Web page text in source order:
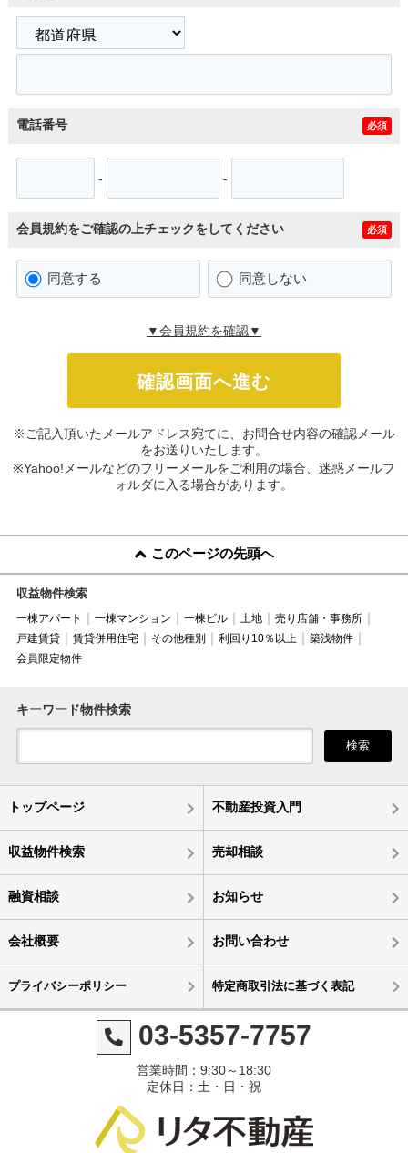
電話番号 必須
- -
会員規約をご確認の上チェックをしてください 必須
同意する 同意しない
▼会員規約を確認▼
※ご記入頂いたメールアドレス宛てに、お問合せ内容の確認メール
をお送りいたします。
※Yahoo!メールなどのフリーメールをご利用の場合、迷惑メールフ
ォルダに入る場合があります。
このページの先頭へ
収益物件検索
一棟アパート 一棟マンション 一棟ビル 土地
売り店舗・事務所
戸建賃貸
賃貸併用住宅 その他種別 利回り10％以上
築浅物件
会員限定物件
キーワード物件検索
検索
トップページ 不動産投資入門
収益物件検索 売却相談
融資相談 お知らせ
会社概要 お問い合わせ
プライバシーポリシー 特定商取引法に基づく表記
03-5357-7757
営業時間：9:30～18:30
定休日：土・日・祝